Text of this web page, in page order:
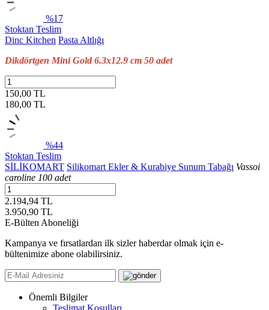
%17
Stoktan Teslim
Dinc Kitchen Pasta Altlığı
Dikdörtgen Mini Gold 6.3x12.9 cm 50 adet
150,00 TL
180,00 TL
%44
Stoktan Teslim
SİLİKOMART Silikomart Ekler & Kurabiye Sunum Tabağı Vassoi
caroline 100 adet
2.194,94 TL
3.950,90 TL
E-Bülten Aboneliği
Kampanya ve fırsatlardan ilk sizler haberdar olmak için e-
bültenimize abone olabilirsiniz.
Önemli Bilgiler
Teslimat Koşulları